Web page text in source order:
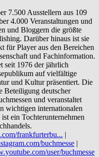
7.500 Ausstellern aus 109
4.000 Veranstaltungen und
und Bloggern die größte
Darüber hinaus ist sie
für Player aus den Bereichen
und Fachinformation.
seit 1976 der jährlich
auf vielfältige
und Kultur präsentiert. Die
Beteiligung deutscher
und veranstaltet
wichtigen internationalen
ein Tochterunternehmen
frankfurterbu... |
buchmesse |
user/buchmesse